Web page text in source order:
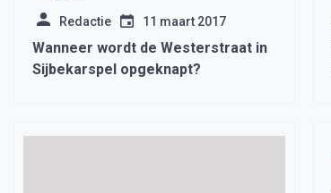
Redactie 11 maart 2017
Wanneer wordt de Westerstraat in
Sijbekarspel opgeknapt?